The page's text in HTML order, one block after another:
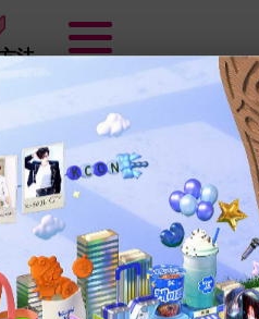
法
検索結果
TOGETHER